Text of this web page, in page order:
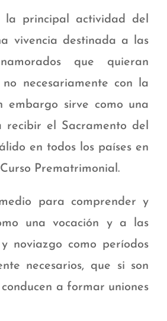
la principal actividad del
vivencia destinada a las
que quieran
necesariamente con la
embargo sirve como una
el Sacramento del
en todos los países en
Prematrimonial.
para comprender y
una vocación y a las
noviazgo como períodos
necesarios, que si son
a formar uniones